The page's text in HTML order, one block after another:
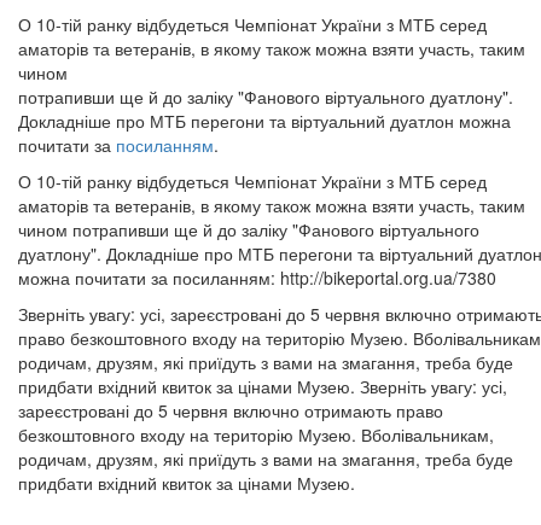
О 10-тій ранку відбудеться Чемпіонат України з МТБ серед
аматорів та ветеранів, в якому також можна взяти участь, таким
чином
потрапивши ще й до заліку "Фанового віртуального дуатлону".
Докладніше про МТБ перегони та віртуальний дуатлон можна
почитати за посиланням.
О 10-тій ранку відбудеться Чемпіонат України з МТБ серед
аматорів та ветеранів, в якому також можна взяти участь, таким
чином потрапивши ще й до заліку "Фанового віртуального
дуатлону". Докладніше про МТБ перегони та віртуальний дуатлон
можна почитати за посиланням: http://bikeportal.org.ua/7380
Зверніть увагу: усі, зареєстровані до 5 червня включно
право безкоштовного входу на територію Музею.
родичам, друзям, які приїдуть з вами на змагання, треба буде
придбати вхідний квиток за цінами Музею. Зверніть увагу: усі,
зареєстровані до 5 червня включно отримають право
безкоштовного входу на територію Музею. Вболівальникам,
родичам, друзям, які приїдуть з вами на змагання, треба буде
придбати вхідний квиток за цінами Музею.